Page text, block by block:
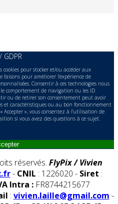
pour stocker et/ou accéder aux
pour améliorer l’expérience de
Consentir à ces technologies nous
comportement de navigation ou les ID
ou de retirer son consentement peut avoir
et caractéristiques ou au bon fonctionnement
», vous consentez à l'utilisation de
si vous avez des questions à ce sujet.
réservés. FlyPix / Vivien
- CNIL : 1226020 - Siret :
Intra : FR8744215677
: vivien.laille@gmail.com -